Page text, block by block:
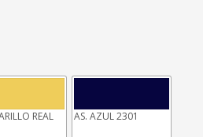
REAL AS. AZUL 2301